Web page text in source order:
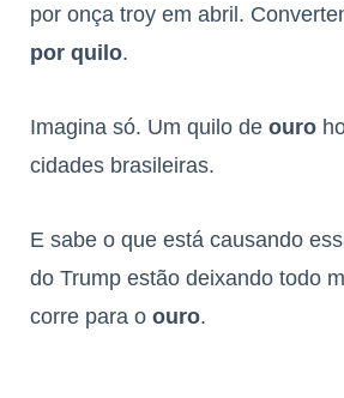
por onça troy em abril.
por quilo.
Imagina só. Um quilo de ouro
cidades brasileiras.
E sabe o que está causando
do Trump estão deixando todo
corre para o ouro.